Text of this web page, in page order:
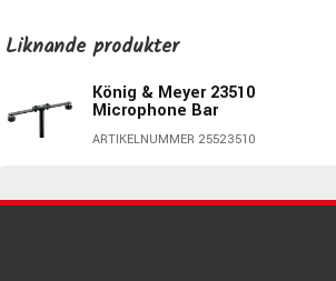
ex. överhängsmickning. Dom två
172mm ifrån varandra.
Skenan har 3/8"-gänga och inga lösa delar
försvinna.
Specifikationer 23550:
Liknande produkter
König & Meyer 23510
Microphone Bar
ARTIKELNUMMER 25523510